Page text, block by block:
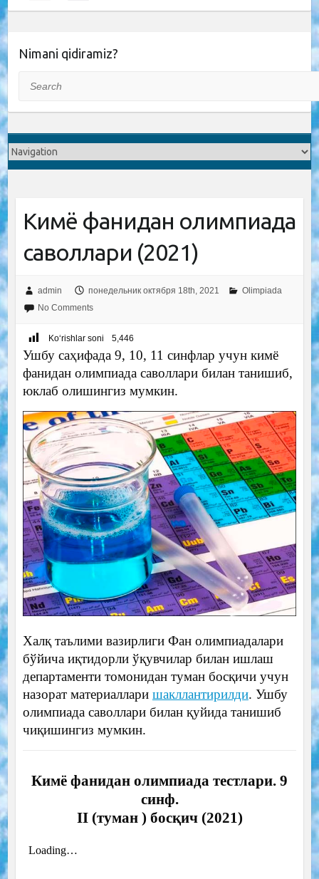
Nimani qidiramiz?
Кимё фанидан олимпиада
саволлари (2021)
admin понедельник октября 18th, 2021
Olimpiada
No Comments
Ko‘rishlar soni 5,446
Ушбу саҳифада 9, 10, 11 синфлар учун кимё
фанидан олимпиада саволлари билан танишиб,
юклаб олишингиз мумкин.
Халқ таълими вазирлиги Фан олимпиадалари
бўйича иқтидорли ўқувчилар билан ишлаш
департаменти томонидан туман босқичи учун
назорат материаллари шакллантирилди. Ушбу
олимпиада саволлари билан қуйида танишиб
чиқишингиз мумкин.
Кимё фанидан олимпиада тестлари. 9
синф.
II (туман ) босқич (2021)